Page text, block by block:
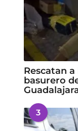
Rescatan
basurero
3